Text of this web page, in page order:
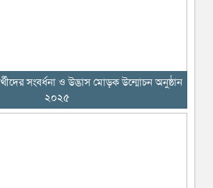
সংবর্ধনা ও উদ্ভাস মোড়ক উন্মোচন অনুষ্ঠান
২০২৫